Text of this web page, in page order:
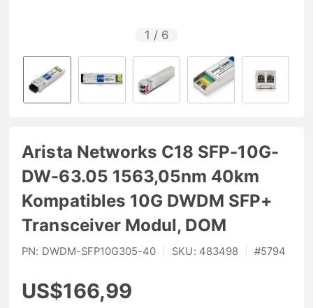
1 / 6
Arista Networks C18 SFP-10G-
DW-63.05 1563,05nm 40km
Kompatibles 10G DWDM SFP+
Transceiver Modul, DOM
PN: DWDM-SFP10G305-40 SKU: 483498 #5794
US$166,99